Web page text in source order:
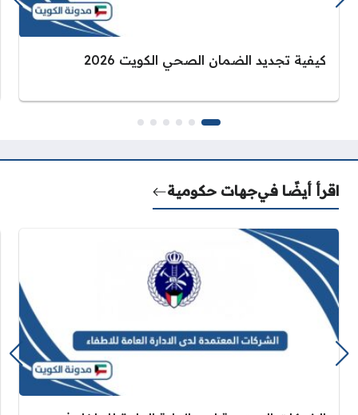
كيفية تجديد الضمان الصحي الكويت 2026
اقرأ أيضًا فيجهات حكومية